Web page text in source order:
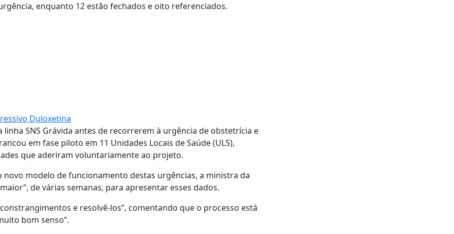
enquanto 12 estão fechados e oito referenciados.
Duloxetina
SNS Grávida antes de recorrerem à urgência de obstetrícia e
em fase piloto em 11 Unidades Locais de Saúde (ULS),
que aderiram voluntariamente ao projeto.
modelo de funcionamento destas urgências, a ministra da
de várias semanas, para apresentar esses dados.
e resolvê-los”, comentando que o processo está
bom senso”.